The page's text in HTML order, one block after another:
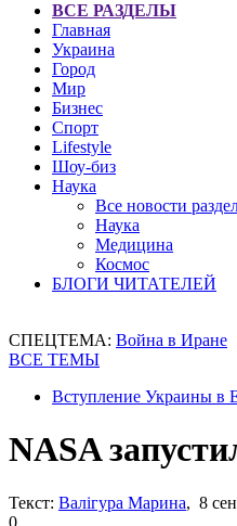
ВСЕ РАЗДЕЛЫ
Главная
Украина
Город
Мир
Бизнес
Спорт
Lifestyle
Шоу-биз
Наука
Все новости
Наука
Медицина
Космос
БЛОГИ ЧИТАТЕЛЕЙ
СПЕЦТЕМА: Война в Иране
ВСЕ ТЕМЫ
Вступление Украины в
NASA
Текст: Валігура Марина, 8
0